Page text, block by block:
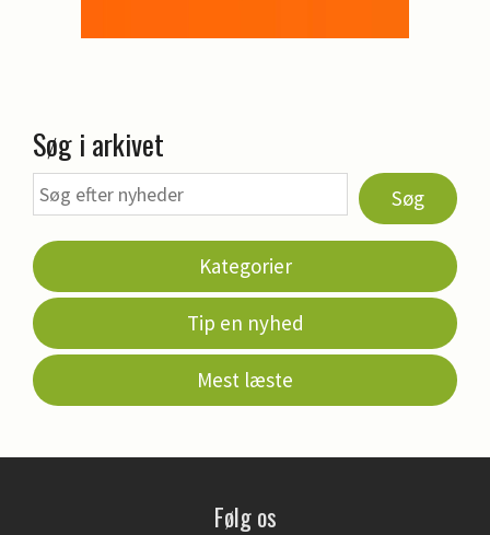
Søg i arkivet
Søg
Kategorier
Tip en nyhed
Mest læste
Følg os